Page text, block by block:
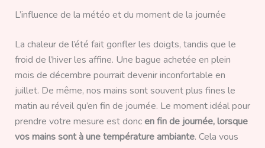
L’influence de la météo et du moment de la journée
La chaleur de l’été fait gonfler les doigts, tandis que le
froid de l’hiver les affine. Une bague achetée en plein
mois de décembre pourrait devenir inconfortable en
juillet. De même, nos mains sont souvent plus fines le
matin au réveil qu’en fin de journée. Le moment idéal pour
prendre votre mesure est doncen fin de journée, lorsque
vos mains sont à une température ambiante. Cela vous